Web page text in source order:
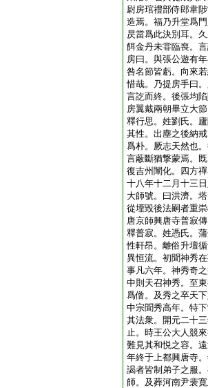
尉房琯禮部侍郎韋
造焉。福乃升堂爲
昃當爲此決別耳。
餌金丹未甞臨喪。
房曰。與張公遊有
咎名節皆虧。向來
惜哉。乃提房手曰
言訖而終。後張均
房翼戴兩朝畢立大
釋行思。姓劉氏。
其性。出塵之後納
爲朴。厥志天然也
言蔽斷猶撃蒙焉。
復吉州闡化。四方
十八年十二月十三
大師號。曰洪濟。
從堙毀後法嗣者重
唐京師興唐寺普寂傳
釋普寂。姓憑氏。
性軒昂。離俗升壇
異恒流。初聞神秀
事凡六年。神秀奇
中則天召神秀。至
爲僧。及秀之卒天
中宗聞秀高年。特
其法衆。開元二十
止。時王公大人競
難見其和悦之容。
年終于上都興唐寺
謁者皆制弟子之服
師。及葬河南尹裴